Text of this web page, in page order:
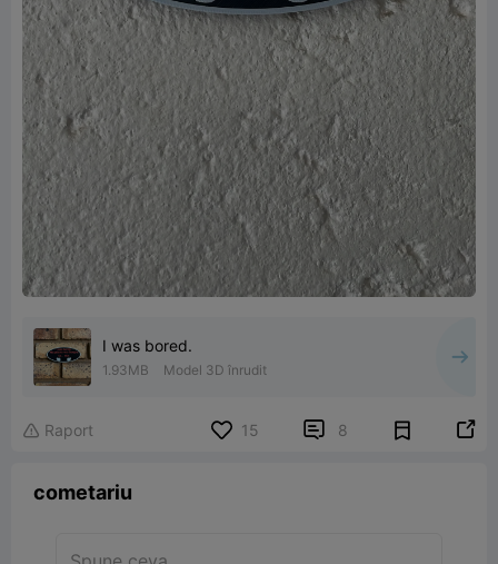
I was bored.
1.93MB Model 3D înrudit
 Raport 15  8 
cometariu